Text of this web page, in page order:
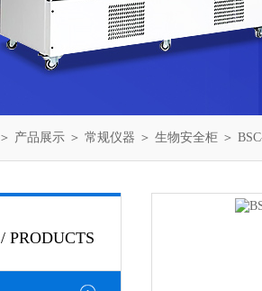
＞ 产品展示 ＞ 常规仪器 ＞ 生物安全柜 ＞
/ PRODUCTS